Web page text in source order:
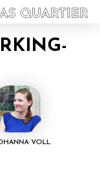
VOLL